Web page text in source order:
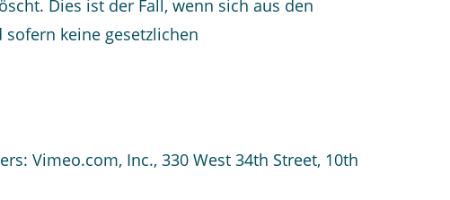
Dies ist der Fall, wenn sich aus den
keine gesetzlichen
Vimeo.com, Inc., 330 West 34th Street, 10th